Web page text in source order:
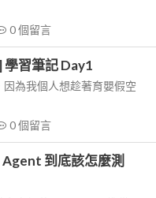
0個留言
習筆記 Day1
為我個人想趁著育嬰假空
0個留言
到底該怎麼測